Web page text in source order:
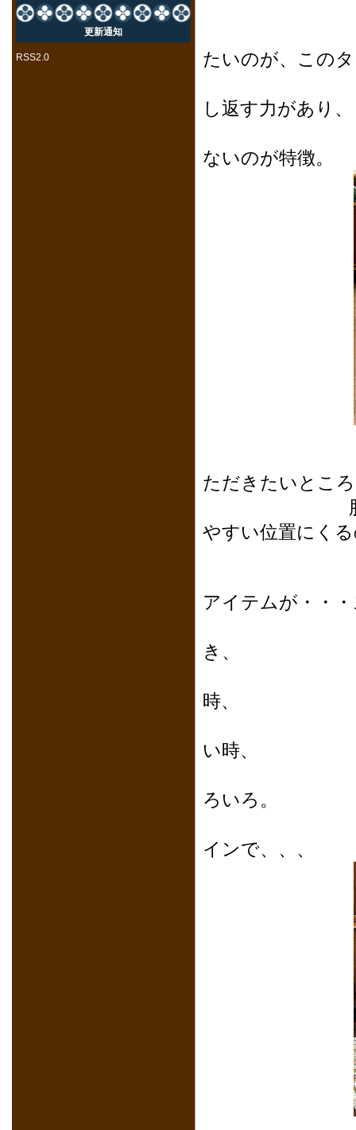
たいのが、この
し返す力があり、
ないのが特徴。
ただきたいとこ
肘が高めで
やすい位置にく
アイテムが・・
き、
時、
い時、
ろいろ。
インで、、、
更新通知
RSS2.0